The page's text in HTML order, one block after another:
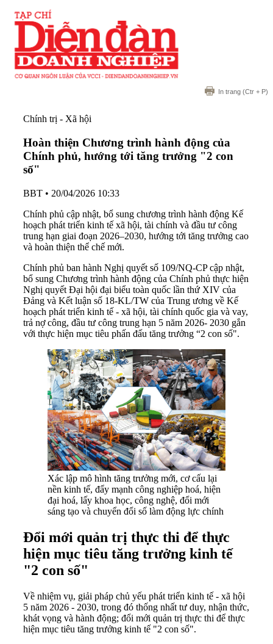
In trang (Ctr + P)
Chính trị - Xã hội
Hoàn thiện Chương trình hành động của
Chính phủ, hướng tới tăng trưởng "2 con
số"
BBT • 20/04/2026 10:33
Chính phủ cập nhật, bổ sung chương trình hành động Kế
hoạch phát triển kinh tế xã hội, tài chính và đầu tư công
trung hạn giai đoạn 2026–2030, hướng tới tăng trưởng cao
và hoàn thiện thể chế mới.
Chính phủ ban hành Nghị quyết số 109/NQ-CP cập nhật,
bổ sung Chương trình hành động của Chính phủ thực hiện
Nghị quyết Đại hội đại biểu toàn quốc lần thứ XIV của
Đảng và Kết luận số 18-KL/TW của Trung ương về Kế
hoạch phát triển kinh tế - xã hội, tài chính quốc gia và vay,
trả nợ công, đầu tư công trung hạn 5 năm 2026- 2030 gắn
với thực hiện mục tiêu phấn đấu tăng trưởng “2 con số".
Xác lập mô hình tăng trưởng mới, cơ cấu lại
nền kinh tế, đẩy mạnh công nghiệp hoá, hiện
đại hoá, lấy khoa học, công nghệ, đổi mới
sáng tạo và chuyển đổi số làm động lực chính
Đổi mới quản trị thực thi để thực
hiện mục tiêu tăng trưởng kinh tế
"2 con số"
Về nhiệm vụ, giải pháp chủ yếu phát triển kinh tế - xã hội
5 năm 2026 - 2030, trong đó thống nhất tư duy, nhận thức,
khát vọng và hành động; đổi mới quản trị thực thi để thực
hiện mục tiêu tăng trưởng kinh tế "2 con số".